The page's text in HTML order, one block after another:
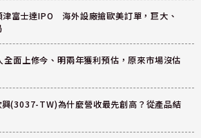
津富士達IPO 海外設廠搶歐美訂單，巨大、
面上修今、明兩年獲利預估，原來市場沒估
(3037-TW)為什麼營收最先創高？從產品結